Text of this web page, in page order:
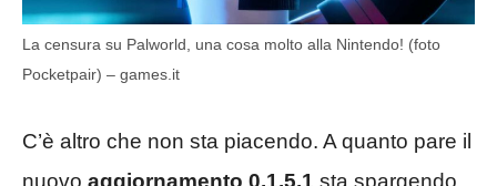
La censura su Palworld, una cosa molto alla Nintendo! (foto
Pocketpair) – games.it
C’è altro che non sta piacendo. A quanto pare il
nuovo aggiornamento 0.1.5.1 sta spargendo